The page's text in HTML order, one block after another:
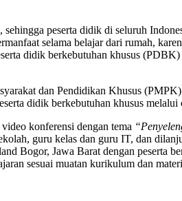
peserta didik di seluruh
selama belajar dari rumah,
didik berkebutuhan khusus
dan Pendidikan Khusus
didik berkebutuhan khusus
konferensi dengan tema
guru kelas dan guru IT, dan
Bogor, Jawa Barat dengan peserta
sesuai muatan kurikulum dan